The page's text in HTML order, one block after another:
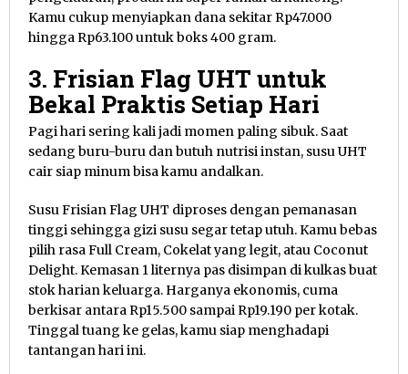
Kamu cukup menyiapkan dana sekitar Rp47.000
hingga Rp63.100 untuk boks 400 gram.
3. Frisian Flag UHT untuk
Bekal Praktis Setiap Hari
Pagi hari sering kali jadi momen paling sibuk. Saat
sedang buru-buru dan butuh nutrisi instan, susu UHT
cair siap minum bisa kamu andalkan.
Susu Frisian Flag UHT diproses dengan pemanasan
tinggi sehingga gizi susu segar tetap utuh. Kamu bebas
pilih rasa Full Cream, Cokelat yang legit, atau Coconut
Delight. Kemasan 1 liternya pas disimpan di kulkas buat
stok harian keluarga. Harganya ekonomis, cuma
berkisar antara Rp15.500 sampai Rp19.190 per kotak.
Tinggal tuang ke gelas, kamu siap menghadapi
tantangan hari ini.